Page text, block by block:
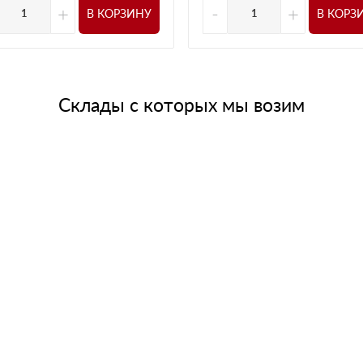
+ В КОРЗИНУ - + В
Склады с которых мы возим